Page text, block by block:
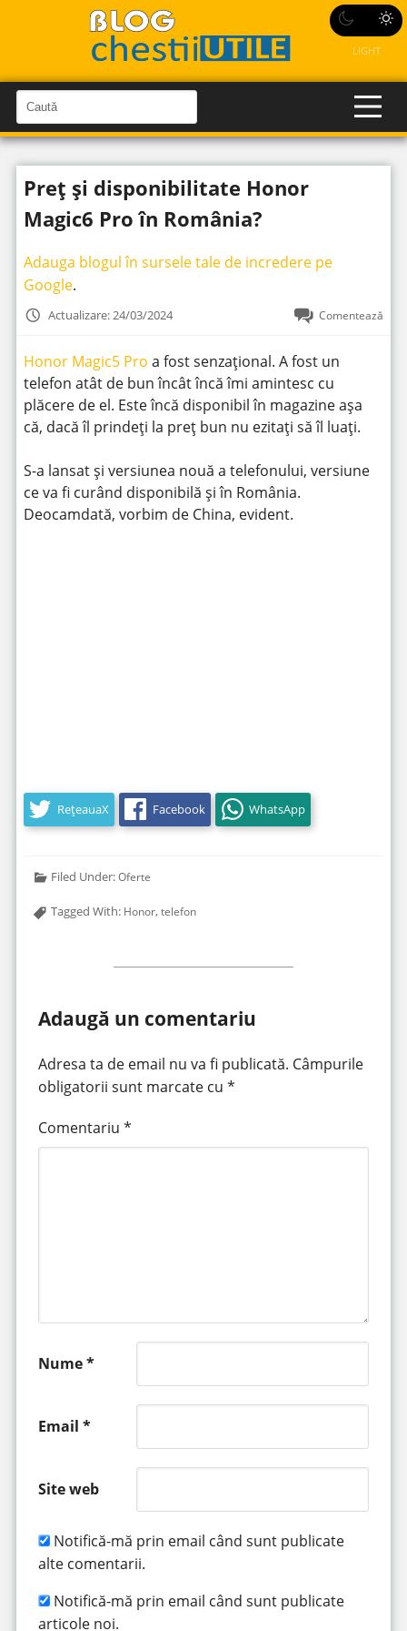
LIGHT
a
u
t
C
a
u
î
n
i
t
Preț și disponibilitate Honor
Magic6 Pro în România?
Adauga blogul în sursele tale de incredere pe
Google.
Actualizare: 24/03/2024 Comentează
Honor Magic5 Pro a fost senzațional. A fost un
telefon atât de bun încât încă îmi amintesc cu
plăcere de el. Este încă disponibil în magazine așa
că, dacă îl prindeți la preț bun nu ezitați să îl luați.
S-a lansat și versiunea nouă a telefonului, versiune
ce va fi curând disponibilă și în România.
Deocamdată, vorbim de China, evident.
RețeauaX Facebook WhatsApp
Filed Under:Oferte
Tagged With: Honor,telefon
Adaugă un comentariu
Adresa ta de email nu va fi publicată. Câmpurile
obligatorii sunt marcate cu *
Comentariu *
Nume*
Email *
Site web
Notifică-mă prin email când sunt publicate
alte comentarii.
Notifică-mă prin email când sunt publicate
articole noi.